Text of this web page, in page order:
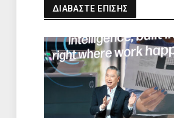
ΔΙΑΒΑΣΤΕ ΕΠΙΣΗΣ